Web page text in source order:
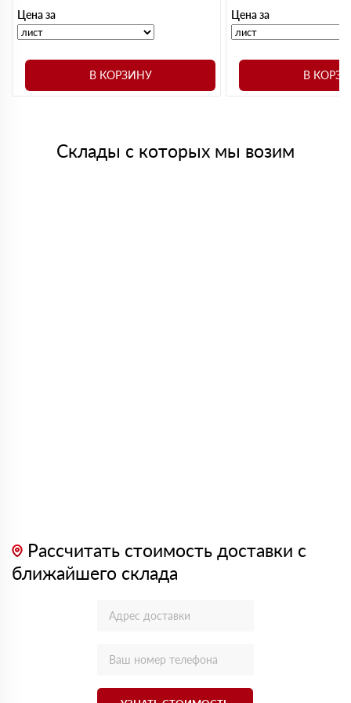
Цена за
В КОРЗИНУ
Цена за
В
Склады с которых мы возим
Рассчитать стоимость доставки с
ближайшего склада